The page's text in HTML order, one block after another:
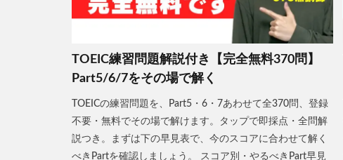
TOEIC練習問題解説付き【完全無料370問】
Part5/6/7をその場で解く
TOEICの練習問題を、Part5・6・7あわせて全370問、登録
不要・無料でその場で解けます。タップで即採点・全問解
説つき。まずは下の早見表で、今のスコアに合わせて解く
べきPartを確認しましょう。 スコア別・やるべきPart早見